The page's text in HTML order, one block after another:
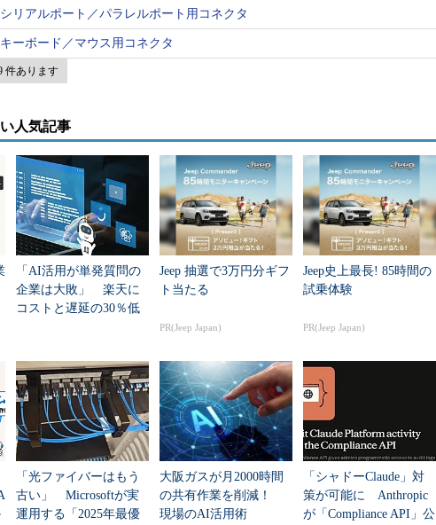
ク
角型ジャック（S/PDIF）
ャック（S/PDIF）
角型ジャック（S/PDIF）」は、オーディオ信号をデジタルで伝送
／コネクタの一種。AV機器のほか、最近のコンシューマ向けPCに
。
シリアルポート／パラレルポート用コネクタ
キーボード／マウス用コネクタ
件あります
人気記事
「AI活用が単発質問の
企業は大敗」 楽天に
コストと遅延の30％低
筋
Jeep 抽選で3万円分ギフ
ト当たる
PR(Jeep Japan)
Jeep史上最長! 85時間の
試乗体験
PR(Jeep Japan)
「光ファイバーはもう
古い」 Microsoftが実
運用する「2025年最優
大阪ガスが月2000時間
の共有作業を削減！
現場のAI活用術
「シャドーClaude」対
策が可能に Anthropic
が「Compliance API」公